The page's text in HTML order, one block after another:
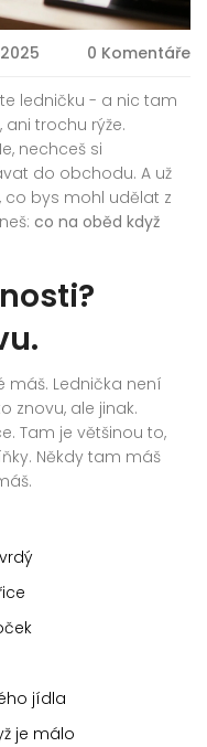
0 Komentáře
ledničku - a nic tam
trochu rýže.
nechceš si
do obchodu. A už
bys mohl udělat z
co na oběd když
máš. Lednička není
znovu, ale jinak.
Tam je většinou to,
Někdy tam máš
jídla
je málo